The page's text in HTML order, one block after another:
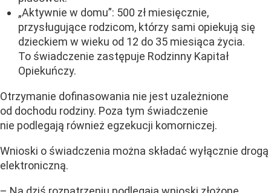
„Aktywnie w domu”: 500 zł miesięcznie,
przysługujące rodzicom, którzy sami opiekują się
dzieckiem w wieku od 12 do 35 miesiąca życia.
To świadczenie zastępuje Rodzinny Kapitał
Opiekuńczy.
Otrzymanie dofinasowania nie jest uzależnione
od dochodu rodziny. Poza tym świadczenie
nie podlegają również egzekucji komorniczej.
Wnioski o świadczenia można składać wyłącznie drogą
elektroniczną.